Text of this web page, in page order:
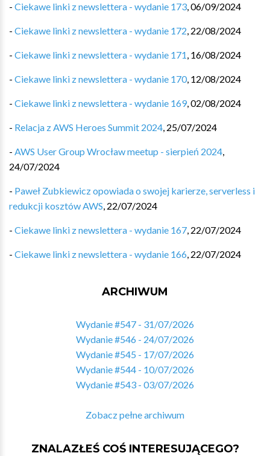
- Ciekawe linki z newslettera - wydanie 173,06/09/2024
- Ciekawe linki z newslettera - wydanie 172, 22/08/2024
- Ciekawe linki z newslettera - wydanie 171, 16/08/2024
- Ciekawe linki z newslettera - wydanie 170, 12/08/2024
- Ciekawe linki z newslettera - wydanie 169,02/08/2024
- Relacja z AWS Heroes Summit 2024, 25/07/2024
- AWS User Group Wrocław meetup - sierpień 2024,
24/07/2024
- Paweł Zubkiewicz opowiada o swojej karierze, serverless i
redukcji kosztów AWS, 22/07/2024
- Ciekawe linki z newslettera - wydanie 167, 22/07/2024
- Ciekawe linki z newslettera - wydanie 166, 22/07/2024
ARCHIWUM
Wydanie #547 - 31/07/2026
Wydanie #546 - 24/07/2026
Wydanie #545 - 17/07/2026
Wydanie #544 - 10/07/2026
Wydanie #543 - 03/07/2026
Zobacz pełne archiwum
ZNALAZŁEŚ COŚ INTERESUJĄCEGO?